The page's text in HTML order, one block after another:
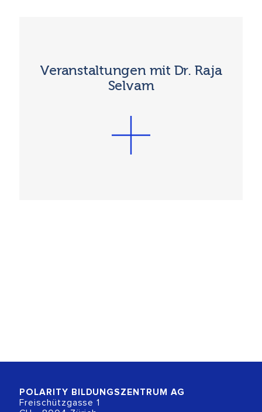
Veranstaltungen mit Dr. Raja
Selvam
POLARITY BILDUNGSZENTRUM AG
Freischützgasse 1